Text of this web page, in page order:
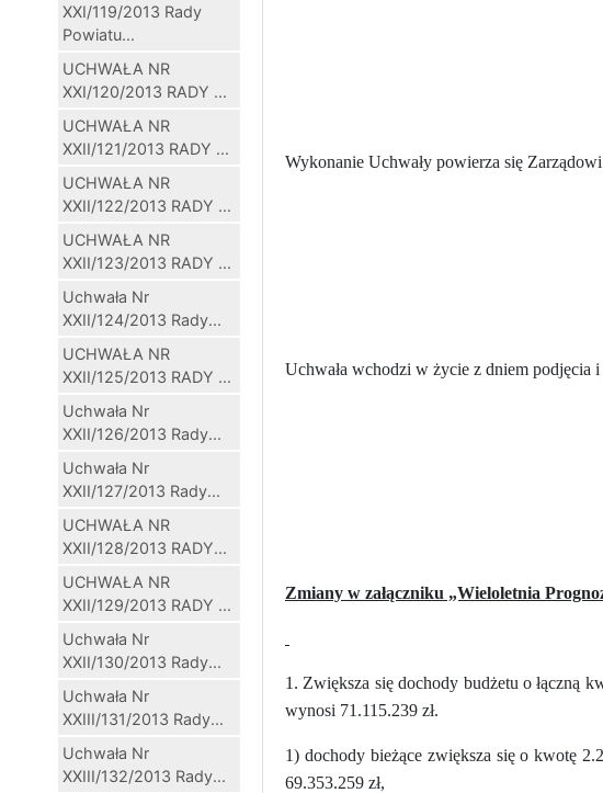
XXI/119/2013 Rady
Powiatu...
UCHWAŁA NR
XXI/120/2013 RADY ...
UCHWAŁA NR
XXII/121/2013 RADY ...
UCHWAŁA NR
XXII/122/2013 RADY ...
UCHWAŁA NR
XXII/123/2013 RADY ...
Uchwała Nr
XXII/124/2013 Rady...
UCHWAŁA NR
XXII/125/2013 RADY ...
Uchwała Nr
XXII/126/2013 Rady...
Uchwała Nr
XXII/127/2013 Rady...
UCHWAŁA NR
XXII/128/2013 RADY...
UCHWAŁA NR
XXII/129/2013 RADY ...
Uchwała Nr
XXII/130/2013 Rady...
Uchwała Nr
XXIII/131/2013 Rady...
Uchwała Nr
XXIII/132/2013 Rady...
Wykonanie Uchwały powierza się
Uchwała wchodzi w życie z dniem podjęcia
Zmiany w załączniku „Wieloletnia
1. Zwiększa się dochody budżetu o łączną
wynosi 71.115.239 zł.
1) dochody bieżące zwiększa się o kwotę
69.353.259 zł,